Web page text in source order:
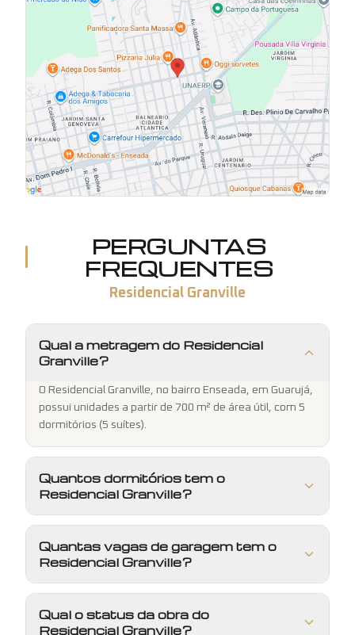
PERGUNTAS
FREQUENTES
Residencial Granville
Qual a metragem do Residencial
Granville?
O Residencial Granville, no bairro Enseada, em Guarujá,
possui unidades a partir de 700 m² de área útil, com 5
dormitórios (5 suítes).
Quantos dormitórios tem o
Residencial Granville?
Quantas vagas de garagem tem o
Residencial Granville?
Qual o status da obra do
Residencial Granville?